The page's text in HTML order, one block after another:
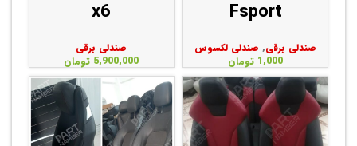
Fsport
صندلی برقی, صندلی لکسوس
1,000 تومان
x6
صندلی برقی
5,900,000 تومان